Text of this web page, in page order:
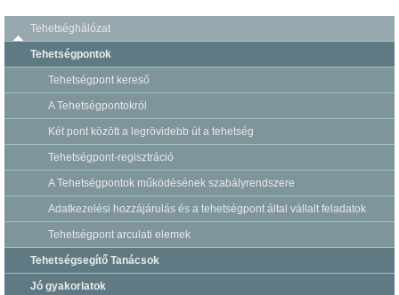
Tehetséghálózat
Tehetségpontok
Tehetségpont kereső
A Tehetségpontokról
Két pont között a legrövidebb út a tehetség
Tehetségpont-regisztráció
A Tehetségpontok működésének szabályrendszere
Adatkezelési hozzájárulás és a tehetségpont által vállalt feladatok
Tehetségpont arculati elemek
Tehetségsegítő Tanácsok
Jó gyakorlatok